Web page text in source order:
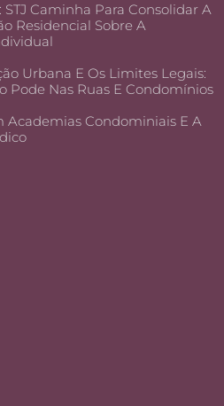
Caminha Para Consolidar A
Residencial Sobre A
Urbana E Os Limites Legais:
Pode Nas Ruas E Condomínios
Academias Condominiais E A